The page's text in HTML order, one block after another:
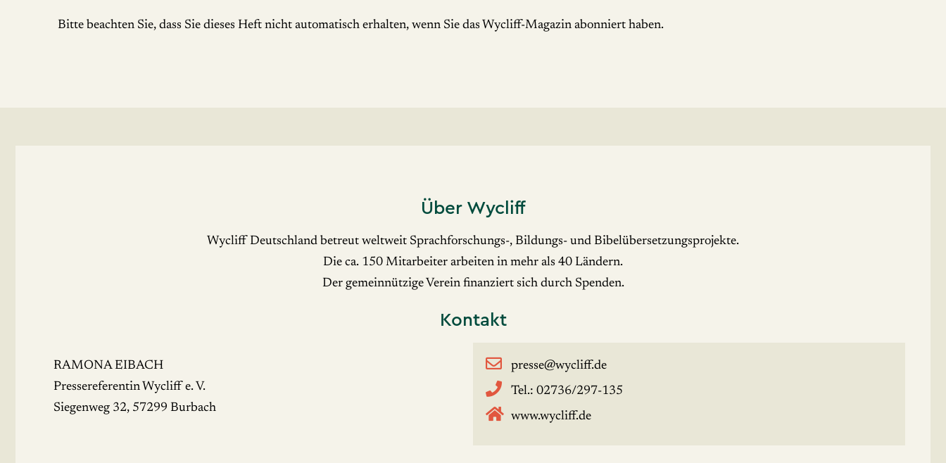
Bitte beachten Sie, dass Sie dieses Heft nicht automatisch erhalten, wenn Sie das Wycliff-Magazin abonniert haben.
Über Wycliff
Wycliff Deutschland betreut weltweit Sprachforschungs-, Bildungs- und Bibelübersetzungsprojekte.
Die ca. 150 Mitarbeiter arbeiten in mehr als 40 Ländern.
Der gemeinnützige Verein finanziert sich durch Spenden.
Kontakt
RAMONA EIBACH
Pressereferentin Wycliff e. V.
Siegenweg 32, 57299 Burbach
presse@wycliff.de
Tel.: 02736/297-135
www.wycliff.de